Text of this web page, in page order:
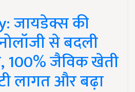
जायडेक्स की
से बदली
100% जैविक खेती
लागत और बढ़ा